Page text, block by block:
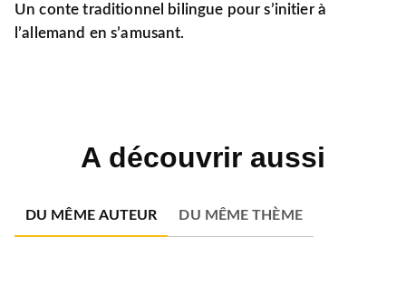
Un conte traditionnel bilingue pour s’initier à
l’allemand en s’amusant.
A découvrir aussi
DU MÊME AUTEUR DU MÊME THÈME